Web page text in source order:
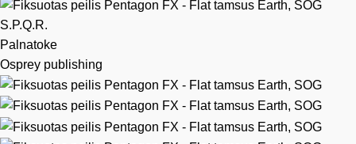
S.P.Q.R.
Palnatoke
Osprey publishing